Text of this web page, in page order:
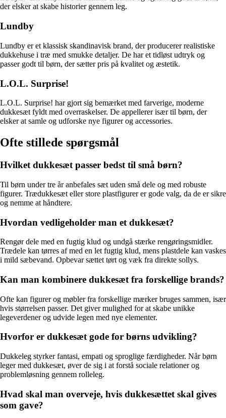
der elsker at skabe historier gennem leg.
Lundby
Lundby er et klassisk skandinavisk brand, der producerer realistiske
dukkehuse i træ med smukke detaljer. De har et tidløst udtryk og
passer godt til børn, der sætter pris på kvalitet og æstetik.
L.O.L. Surprise!
L.O.L. Surprise! har gjort sig bemærket med farverige, moderne
dukkesæt fyldt med overraskelser. De appellerer især til børn, der
elsker at samle og udforske nye figurer og accessories.
Ofte stillede spørgsmål
Hvilket dukkesæt passer bedst til små børn?
Til børn under tre år anbefales sæt uden små dele og med robuste
figurer. Trædukkesæt eller store plastfigurer er gode valg, da de er sikre
og nemme at håndtere.
Hvordan vedligeholder man et dukkesæt?
Rengør dele med en fugtig klud og undgå stærke rengøringsmidler.
Trædele kan tørres af med en let fugtig klud, mens plastdele kan vaskes
i mild sæbevand. Opbevar sættet tørt og væk fra direkte sollys.
Kan man kombinere dukkesæt fra forskellige brands?
Ofte kan figurer og møbler fra forskellige mærker bruges sammen, især
hvis størrelsen passer. Det giver mulighed for at skabe unikke
legeverdener og udvide legen med nye elementer.
Hvorfor er dukkesæt gode for børns udvikling?
Dukkeleg styrker fantasi, empati og sproglige færdigheder. Når børn
leger med dukkesæt, øver de sig i at forstå sociale relationer og
problemløsning gennem rolleleg.
Hvad skal man overveje, hvis dukkesættet skal gives
som gave?